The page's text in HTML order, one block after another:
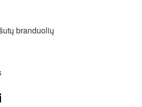
branduolių